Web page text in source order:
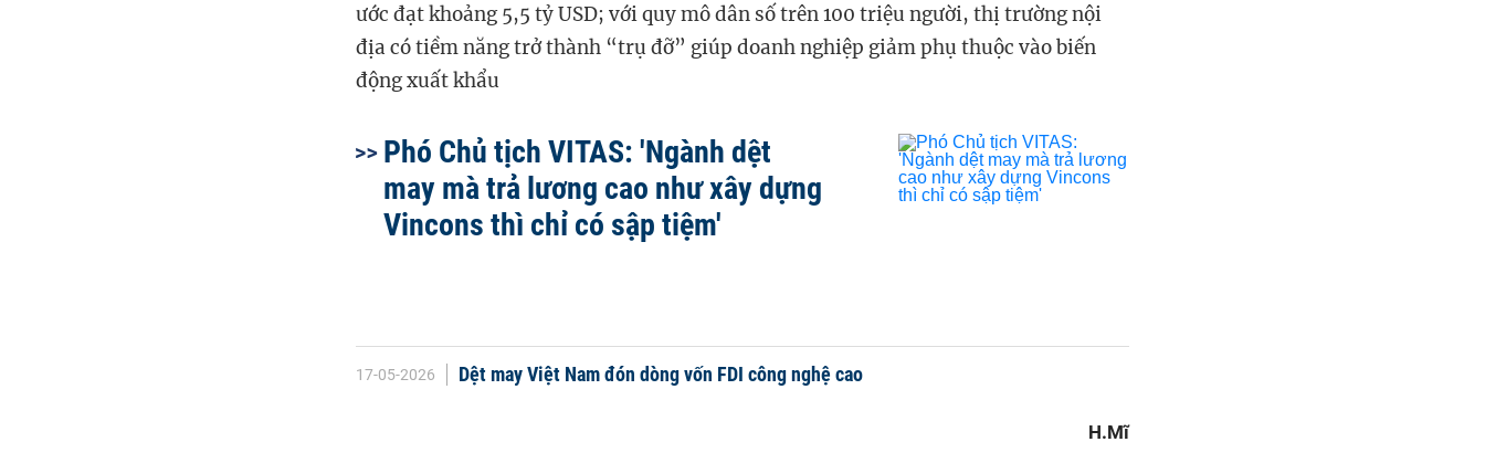
ước đạt khoảng 5,5 tỷ USD; với quy mô dân số trên 100 triệu người, thị trường nội
địa có tiềm năng trở thành “trụ đỡ” giúp doanh nghiệp giảm phụ thuộc vào biến
động xuất khẩu
Phó Chủ tịch VITAS: 'Ngành dệt
may mà trả lương cao như xây dựng
Vincons thì chỉ có sập tiệm'
17-05-2026 Dệt may Việt Nam đón dòng vốn FDI công nghệ cao
H.Mĩ